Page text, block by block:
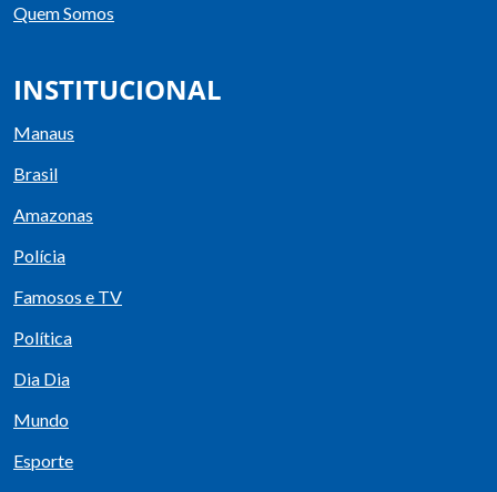
Quem Somos
INSTITUCIONAL
Manaus
Brasil
Amazonas
Polícia
Famosos e TV
Política
Dia Dia
Mundo
Esporte